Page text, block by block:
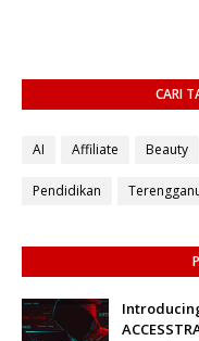
CARI
AI Affiliate Beauty
Pendidikan